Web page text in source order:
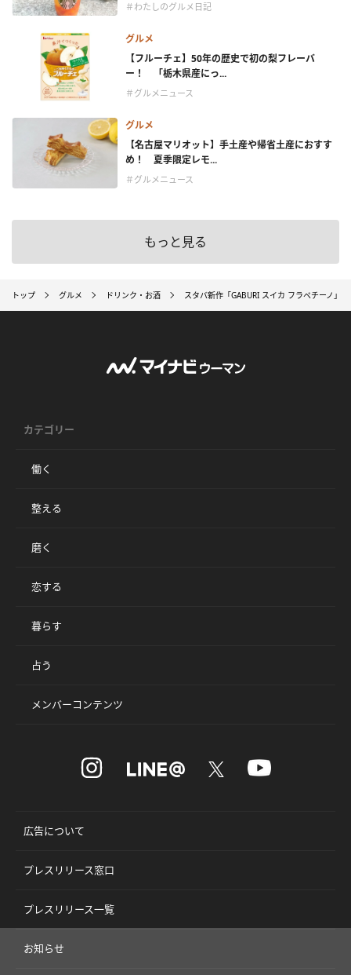
＃わたしのグルメ日記
グルメ
【フルーチェ】50年の歴史で初の梨フレーバ
ー！ 「栃木県産にっ...
＃グルメニュース
グルメ
【名古屋マリオット】手土産や帰省土産におすす
め！ 夏季限定レモ...
＃グルメニュース
もっと見る
トップ グルメ ドリンク・お酒 スタバ新作「GABURI スイカ フラペチーノ」
カテゴリー
働く
整える
磨く
恋する
暮らす
占う
メンバーコンテンツ
広告について
プレスリリース窓口
プレスリリース一覧
お知らせ